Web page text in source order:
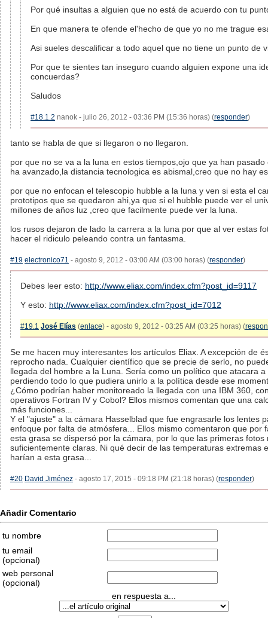
Por qué insultas a alguien que no está de acuerdo con tu
En que manera te ofende el'hecho de que yo no me trague
Asi sueles descalificar a todo aquel que no tiene un punto de
Por que te sientes tan inseguro cuando alguien expone una
concuerdas?
Saludos
#18.1.2 nanok - julio 26, 2012 - 03:36 PM (15:36 horas) (responder)
tanto se habla de que si llegaron o no llegaron.
por que no se va a la luna en estos tiempos,ojo que ya han
ha avanzado,la distancia tecnologica es abismal,creo que no hay
por que no enfocan el telescopio hubble a la luna y ven si esta el
prototipos que se quedaron ahi,ya que si el hubble puede ver el
millones de años luz ,creo que facilmente puede ver la luna.
los rusos dejaron de lado la carrera a la luna por que al ver estas
hacer el ridiculo peleando contra un fantasma.
#19 electronico71 - agosto 9, 2012 - 03:00 AM (03:00 horas) (responder)
Debes leer esto: http://www.eliax.com/index.cfm?post_id=9117
Y esto: http://www.eliax.com/index.cfm?post_id=7012
#19.1 José Elías (enlace) - agosto 9, 2012 - 03:25 AM (03:25 horas) (
Se me hacen muy interesantes los artículos Eliax. A excepción de
reprocho nada. Cualquier científico que se precie de serlo, no
llegada del hombre a la Luna. Sería como un político que atacara
perdiendo todo lo que pudiera unirlo a la política desde ese
¿Cómo podrían haber monitoreado la llegada con una IBM 360,
operativos Fortran IV y Cobol? Ellos mismos comentan que una
más funciones...
Y el "ajuste" a la cámara Hasselblad que fue engrasarle los lentes
enfoque por falta de atmósfera... Ellos mismo comentaron que por
esta grasa se dispersó por la cámara, por lo que las primeras fotos
suficientemente claras. Ni qué decir de las temperaturas extremas
harían a esta grasa...
#20 David Jiménez - agosto 17, 2015 - 09:18 PM (21:18 horas) (responder)
Añadir Comentario
tu nombre
tu email
(opcional)
web personal
(opcional)
en respuesta a...